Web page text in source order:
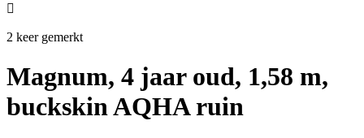

2 keer gemerkt
Magnum, 4 jaar oud, 1,58 m,
buckskin AQHA ruin